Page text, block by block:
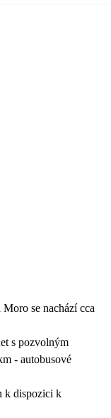
se nachází cca
s pozvolným
- autobusové
k dispozici k